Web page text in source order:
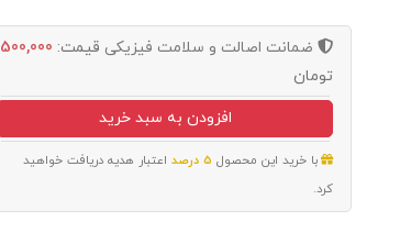
ضمانت اصالت و سلامت فیزیکی قیمت: 500,000
تومان
افزودن به سبد خرید
با خرید این محصول 5 درصد
اعتبار هدیه دریافت خواهید
کرد.